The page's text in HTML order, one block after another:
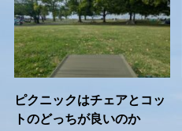
ピクニックはチェアとコッ
トのどっちが良いのか